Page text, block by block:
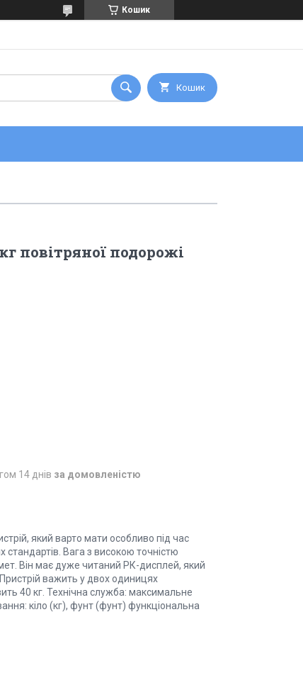
Кошик
Кошик
повітряної подорожі
14 днів за домовленістю
який варто мати особливо під час
Вага з високою точністю
Він має дуже читаний РК-дисплей, який
важить у двох одиницях
40 кг. Технічна служба: максимальне
кіло (кг), фунт (фунт) функціональна